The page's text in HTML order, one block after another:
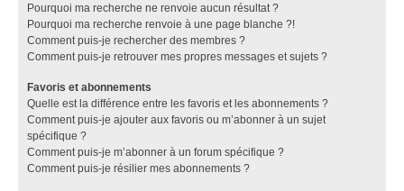
Pourquoi ma recherche ne renvoie aucun résultat ?
Pourquoi ma recherche renvoie à une page blanche ?!
Comment puis-je rechercher des membres ?
Comment puis-je retrouver mes propres messages et sujets ?
Favoris et abonnements
Quelle est la différence entre les favoris et les abonnements ?
Comment puis-je ajouter aux favoris ou m’abonner à un sujet
spécifique ?
Comment puis-je m’abonner à un forum spécifique ?
Comment puis-je résilier mes abonnements ?